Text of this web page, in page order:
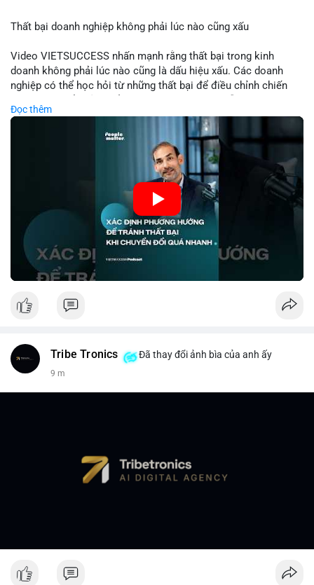
Thất bại doanh nghiệp không phải lúc nào cũng xấu
Video VIETSUCCESS nhấn mạnh rằng thất bại trong kinh
doanh không phải lúc nào cũng là dấu hiệu xấu. Các doanh
nghiệp có thể học hỏi từ những thất bại để điều chỉnh chiến
trình. Trong lĩnh vực tài chính và crypto, hiểu rõ nguyên nhân
thất bại giúp quản lý rủi ro hiệu quả và tránh lặp lại sai lầm.
Điều này đặc biệt quan trọng khi áp dụng vào các mô hình kinh
doanh mới hoặc đầu tư vào dự án blockchain.
🎥 Xem video trực tiếp tại:
Nguồn: VIETSUCCESS
Đọc thêm
Tribe Tronics Đã thay đổi ảnh bìa của anh ấy
9 m